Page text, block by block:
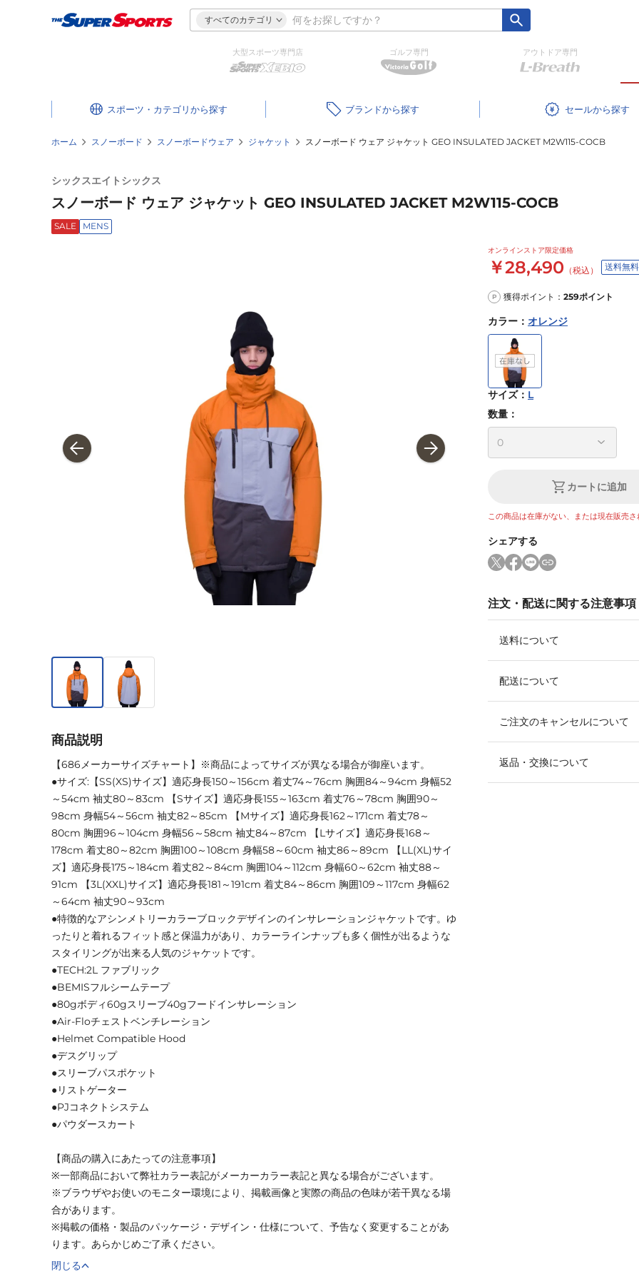
すべてのカテゴリ
大型スポーツ専門店 ゴルフ専門 アウトドア専門
スポーツ・カテゴリ ブランド セール
ホーム スノーボード スノーボードウェア ジャケット スノーボード ウェア ジャケット GEO INSULATED JACKET M2W115-COCB
シックスエイトシックス
スノーボード ウェア ジャケット GEO INSULATED JACKET M2W115-COCB
SALE MENS
オンラインストア限定価格
￥28,490 （税込） 送料無料
P 獲得ポイント： 259ポイント
カラー ： オレンジ
サイズ： L
数量：
カートに追加
この商品は在庫がない、または現在販売さ
シェアする
注文・配送に関する注意事項
送料について
配送について
ご注文のキャンセルについて
返品・交換について
商品説明
【686メーカーサイズチャート】※商品によってサイズが異なる場合が御座います。
●サイズ:【SS(XS)サイズ】適応身長150～156cm 着丈74～76cm 胸囲84～94cm 身幅52
～54cm 袖丈80～83cm 【Sサイズ】適応身長155～163cm 着丈76～78cm 胸囲90～
98cm 身幅54～56cm 袖丈82～85cm 【Mサイズ】適応身長162～171cm 着丈78～
80cm 胸囲96～104cm 身幅56～58cm 袖丈84～87cm 【Lサイズ】適応身長168～
178cm 着丈80～82cm 胸囲100～108cm 身幅58～60cm 袖丈86～89cm 【LL(XL)サイ
ズ】適応身長175～184cm 着丈82～84cm 胸囲104～112cm 身幅60～62cm 袖丈88～
91cm 【3L(XXL)サイズ】適応身長181～191cm 着丈84～86cm 胸囲109～117cm 身幅62
～64cm 袖丈90～93cm
●特徴的なアシンメトリーカラーブロックデザインのインサレーションジャケットです。ゆ
ったりと着れるフィット感と保温力があり、カラーラインナップも多く個性が出るような
スタイリングが出来る人気のジャケットです。
●TECH:2L ファブリック
●BEMISフルシームテープ
●80gボディ60gスリーブ40gフードインサレーション
●Air-Floチェストベンチレーション
●Helmet Compatible Hood
●デスグリップ
●スリーブパスポケット
●リストゲーター
●PJコネクトシステム
●パウダースカート
【商品の購入にあたっての注意事項】
※一部商品において弊社カラー表記がメーカーカラー表記と異なる場合がございます。
※ブラウザやお使いのモニター環境により、掲載画像と実際の商品の色味が若干異なる場
合があります。
※掲載の価格・製品のパッケージ・デザイン・仕様について、予告なく変更することがあ
ります。あらかじめご了承ください。
閉じる